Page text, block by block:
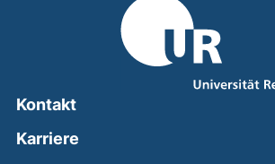
Kontakt
Karriere